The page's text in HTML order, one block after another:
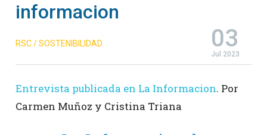
informacion
03
Jul 2023
RSC / SOSTENIBILIDAD
Entrevista publicada en La Informacion. Por
Carmen Muñoz y Cristina Triana